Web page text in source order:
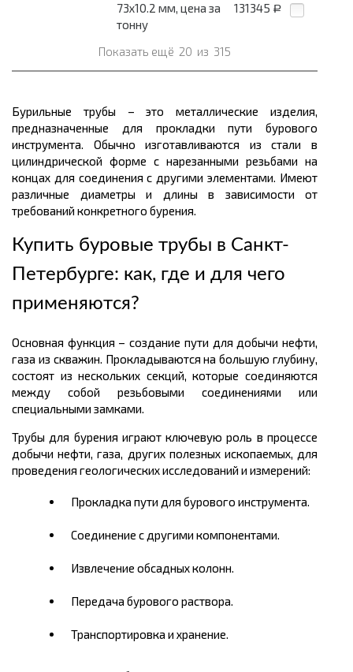
73х10.2 мм, цена за
тонну
131345 Р
Показать ещё 20 из 315
Бурильные трубы – это металлические изделия,
предназначенные для прокладки пути бурового
инструмента. Обычно изготавливаются из стали в
цилиндрической форме с нарезанными резьбами на
концах для соединения с другими элементами. Имеют
различные диаметры и длины в зависимости от
требований конкретного бурения.
Купить буровые трубы в Санкт-
Петербурге: как, где и для чего
применяются?
Основная функция – создание пути для добычи нефти,
газа из скважин. Прокладываются на большую глубину,
состоят из нескольких секций, которые соединяются
между собой резьбовыми соединениями или
специальными замками.
Трубы для бурения играют ключевую роль в процессе
добычи нефти, газа, других полезных ископаемых, для
проведения геологических исследований и измерений:
Прокладка пути для бурового инструмента.
Соединение с другими компонентами.
Извлечение обсадных колонн.
Передача бурового раствора.
Транспортировка и хранение.